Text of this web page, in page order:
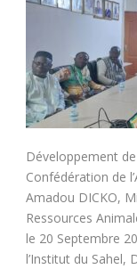
Développement de
Confédération de
Amadou DICKO,
Ressources
le 20 Septembre
l’Institut du Sahel,